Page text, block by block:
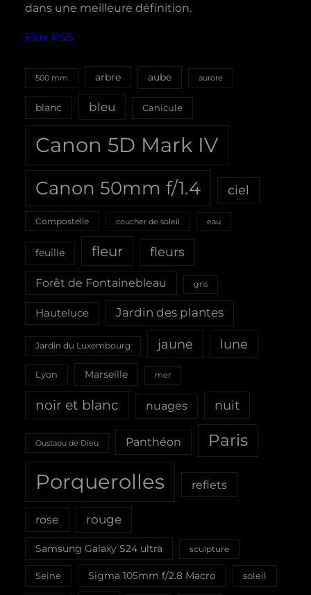
dans une meilleure définition.
Flux RSS
500 mm arbre aube aurore
blanc bleu Canicule
Canon 5D Mark IV
Canon 50mm f/1.4 ciel
Compostelle coucher de soleil eau
feuille fleur fleurs
Forêt de Fontainebleau gris
Hauteluce Jardin des plantes
Jardin du Luxembourg jaune lune
Lyon Marseille mer
noir et blanc nuages nuit
Oustaou de Dieu Panthéon Paris
Porquerolles reflets
rose rouge
Samsung Galaxy S24 ultra sculpture
Seine Sigma 105mm f/2.8 Macro soleil